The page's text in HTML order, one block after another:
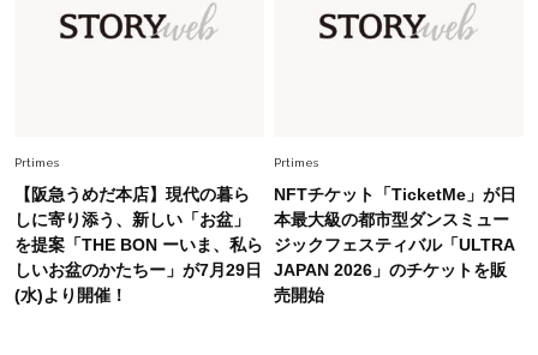
スタイリストが本気で推す！40代がほどよく華
やぐ【甘め黒アイテム】3選
【最旬かごバッグ】6選
Prtimes
【阪急うめだ本店】現代の暮ら
しに寄り添う、新しい「お盆」
を提案「THE BON ーいま、私ら
しいお盆のかたちー」が7月29日
(水)より開催！
Prtimes
NFTチケット「TicketMe」が日
本最大級の都市型ダンスミュー
ジックフェスティバル「ULTRA
JAPAN 2026」のチケットを販
売開始